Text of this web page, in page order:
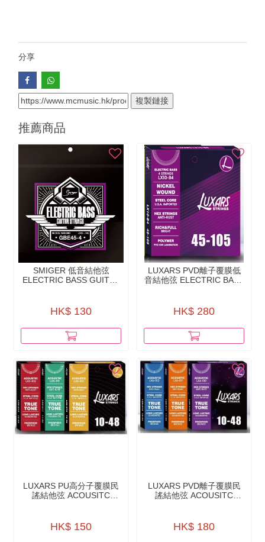
分享
複製鏈接
推薦商品
SMIGER 低音結他弦
ELECTRIC BASS GUITAR
HK$ 130
LUXARS PVD離⼦覆膜低
音結他弦 ELECTRIC BASS
HK$ 280
LUXARS PU⾼分⼦覆膜民
謠結他弦 ACOUSITC
LX5
HK$ 150
LUXARS PVD離⼦覆膜民
謠結他弦 ACOUSITC
HK$ 180